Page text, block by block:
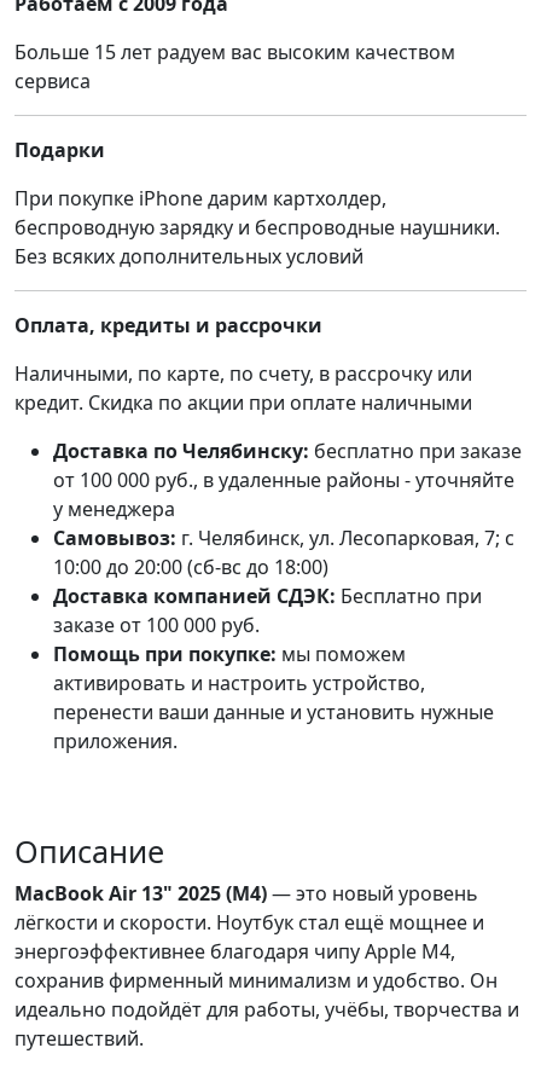
Больше 15 лет радуем вас высоким качеством
сервиса
Подарки
При покупке iPhone дарим картхолдер,
беспроводную зарядку и беспроводные наушники.
Без всяких дополнительных условий
Оплата, кредиты и рассрочки
Наличными, по карте, по счету, в рассрочку или
кредит. Скидка по акции при оплате наличными
Доставка по Челябинску: бесплатно при заказе
от 100 000 руб., в удаленные районы - уточняйте
у менеджера
Самовывоз: г. Челябинск, ул. Лесопарковая, 7; с
10:00 до 20:00 (сб-вс до 18:00)
Доставка компанией СДЭК: Бесплатно при
заказе от 100 000 руб.
Помощь при покупке: мы поможем
активировать и настроить устройство,
перенести ваши данные и установить нужные
приложения.
Описание
MacBook Air 13" 2025 (M4)— это новый уровень
лёгкости и скорости. Ноутбук стал ещё мощнее и
энергоэффективнее благодаря чипу Apple M4,
сохранив фирменный минимализм и удобство. Он
идеально подойдёт для работы, учёбы, творчества и
путешествий.